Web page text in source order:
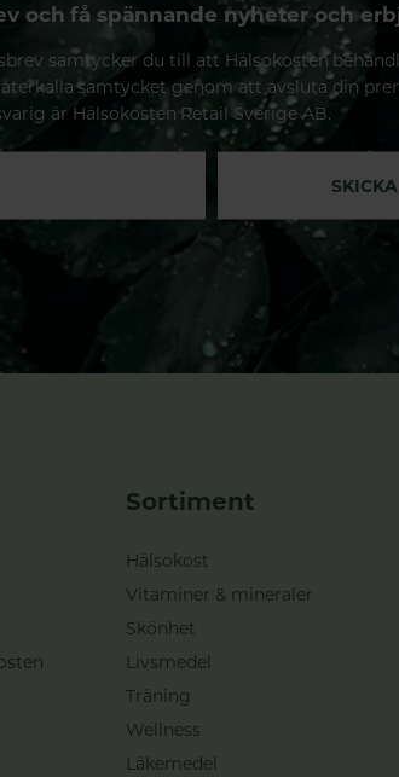
och få spännande nyheter och
samtycker du till att Hälsokosten
samtycket genom att avsluta din
är Hälsokosten Retail Sverige AB.
SKICKA
Sortiment
Hälsokost
Vitaminer & mineraler
Skönhet
Livsmedel
Träning
Wellness
Läkemedel